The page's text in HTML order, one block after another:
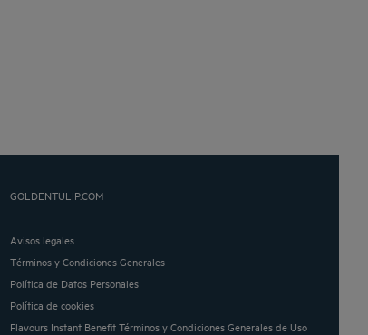
GOLDENTULIP.COM
Avisos legales
Términos y Condiciones Generales
Política de Datos Personales
Política de cookies
Flavours Instant Benefit Términos y Condiciones Generales de Uso